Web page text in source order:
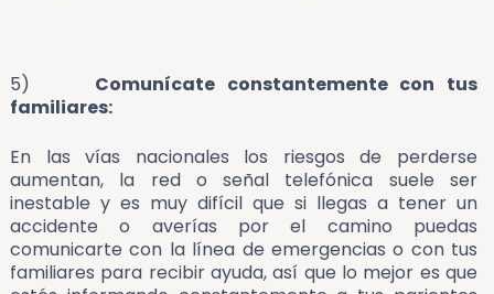
5) Comunícate constantemente con tus
familiares:
En las vías nacionales los riesgos de perderse
aumentan, la red o señal telefónica suele ser
inestable y es muy difícil que si llegas a tener un
accidente o averías por el camino puedas
comunicarte con la línea de emergencias o con tus
familiares para recibir ayuda, así que lo mejor es que